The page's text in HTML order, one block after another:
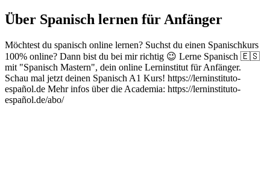
Über Spanisch lernen für Anfänger
Möchtest du spanisch online lernen? Suchst du einen Spanischkurs
100% online? Dann bist du bei mir richtig 😉 Lerne Spanisch 🇪🇸
mit "Spanisch Mastern", dein online Lerninstitut für Anfänger.
Schau mal jetzt deinen Spanisch A1 Kurs! https://lerninstituto-
español.de Mehr infos über die Academia: https://lerninstituto-
español.de/abo/